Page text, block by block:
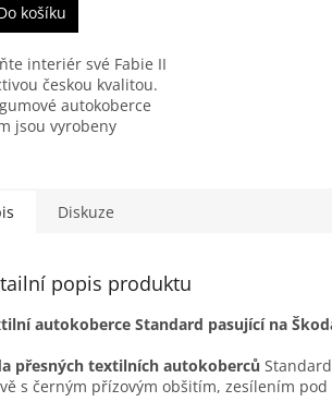
košíku
interiér své Fabie II
českou kvalitou.
autokoberce
jsou vyrobeny
Diskuze
popis produktu
autokoberce Standard pasující na
přesných textilních autokoberců
s černým přízovým obšitím, zesílením pod